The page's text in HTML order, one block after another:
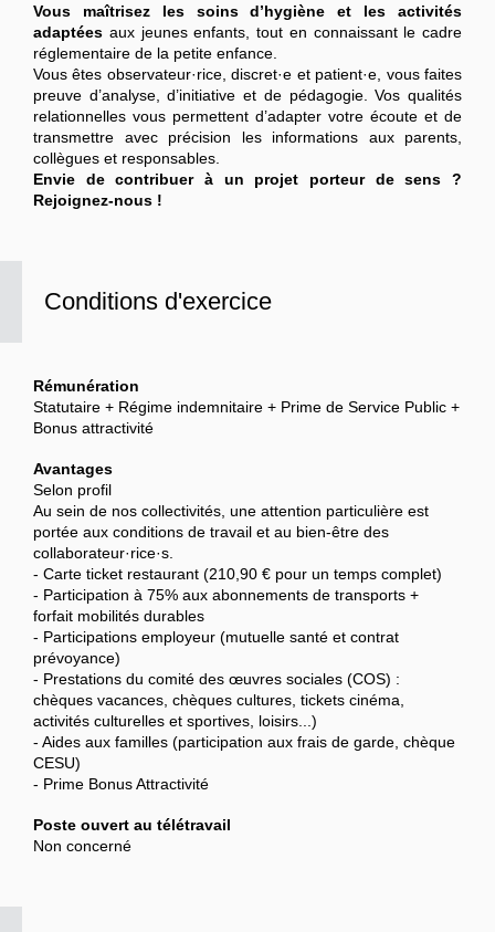
Vous maîtrisez les soins d’hygiène et les activités
adaptées aux jeunes enfants, tout en connaissant le cadre
réglementaire de la petite enfance.
Vous êtes observateur·rice, discret·e et patient·e, vous faites
preuve d’analyse, d’initiative et de pédagogie. Vos qualités
relationnelles vous permettent d’adapter votre écoute et de
transmettre avec précision les informations aux parents,
collègues et responsables.
Envie de contribuer à un projet porteur de sens ?
Rejoignez-nous !
Conditions d'exercice
Rémunération
Statutaire + Régime indemnitaire + Prime de Service Public +
Bonus attractivité
Avantages
Selon profil
Au sein de nos collectivités, une attention particulière est
portée aux conditions de travail et au bien-être des
collaborateur·rice·s.
- Carte ticket restaurant (210,90 € pour un temps complet)
- Participation à 75% aux abonnements de transports +
forfait mobilités durables
- Participations employeur (mutuelle santé et contrat
prévoyance)
- Prestations du comité des œuvres sociales (COS) :
chèques vacances, chèques cultures, tickets cinéma,
activités culturelles et sportives, loisirs...)
- Aides aux familles (participation aux frais de garde, chèque
CESU)
- Prime Bonus Attractivité
Poste ouvert au télétravail
Non concerné